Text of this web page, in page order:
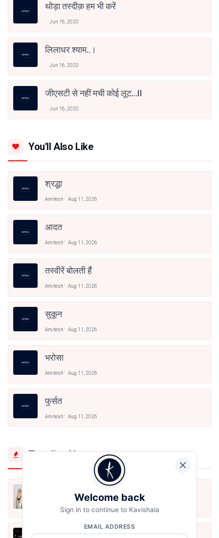
थोड़ा तस्दीक़ हम भी करें
Jun 16, 2020
लिलाधर श्याम..।
Jun 16, 2020
जीएसटी से नहीं मची कोई लूट...II
Jun 16, 2020
You'll Also Like
श्रद्धा
Amitesh Aug 11, 2026
आदत
Amitesh Aug 11, 2026
तस्वीरें बोलती हैं
Amitesh Aug 11, 2026
सुकून
Amitesh Aug 11, 2026
भरोसा
Amitesh Aug 11, 2026
फुर्सत
Amitesh Aug 11, 2026
Trending Now
मैं शून्य पे सवार हूँ
Jun 16, 2020
अंतिम ऊँचाई - कुँवर नारायण | Stay Home
Welcome back
Sign in to continue to Kavishala
EMAIL ADDRESS